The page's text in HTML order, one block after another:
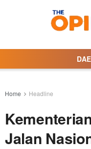
Home Headline
Jalan